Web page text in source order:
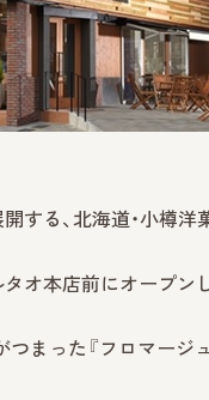
る、北海道・小樽洋菓
タオ本店前にオープ
まった『フロマージ